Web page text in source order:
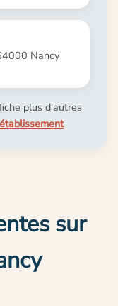
Nancy
plus d'autres
sur